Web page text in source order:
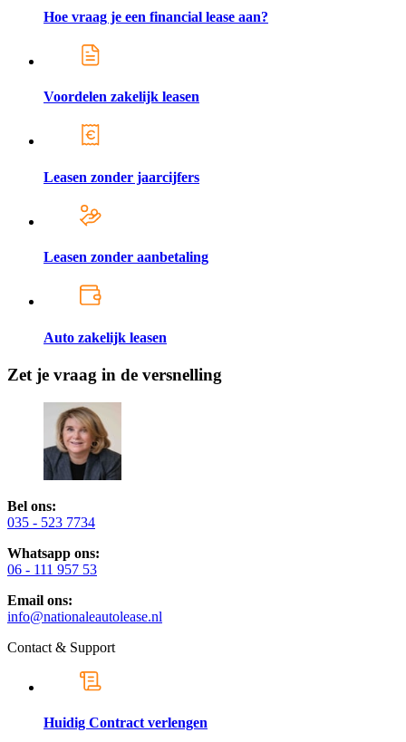
Hoe vraag je een financial lease aan?
Voordelen zakelijk leasen
Leasen zonder jaarcijfers
Leasen zonder aanbetaling
Auto zakelijk leasen
Zet je vraag in de versnelling
Bel ons:
035 - 523 7734
Whatsapp ons:
06 - 111 957 53
Email ons:
info@nationaleautolease.nl
Contact & Support
Huidig Contract verlengen